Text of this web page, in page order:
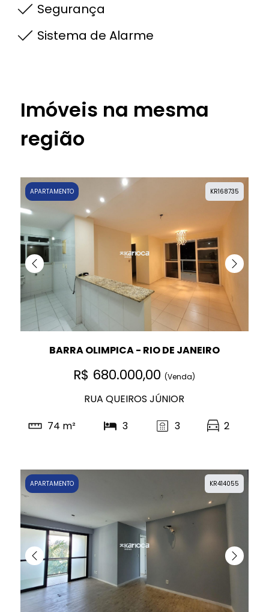
Segurança
Sistema de Alarme
Imóveis na mesma
região
KR168735
APARTAMENTO
BARRA OLIMPICA - RIO DE JANEIRO
R$ 680.000,00(Venda)
RUA QUEIROS JÚNIOR
74 m²
3 3 2
KR414055
APARTAMENTO